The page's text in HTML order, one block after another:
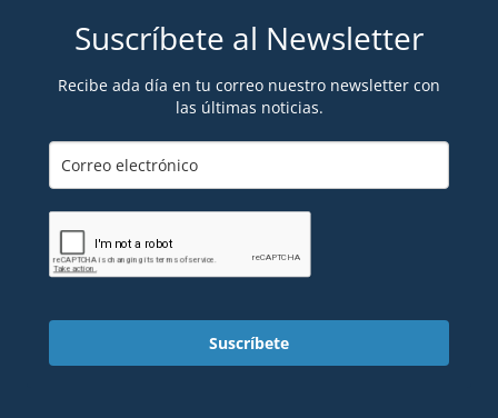
Suscríbete al Newsletter
Recibe ada día en tu correo nuestro newsletter con
las últimas noticias.
Suscríbete